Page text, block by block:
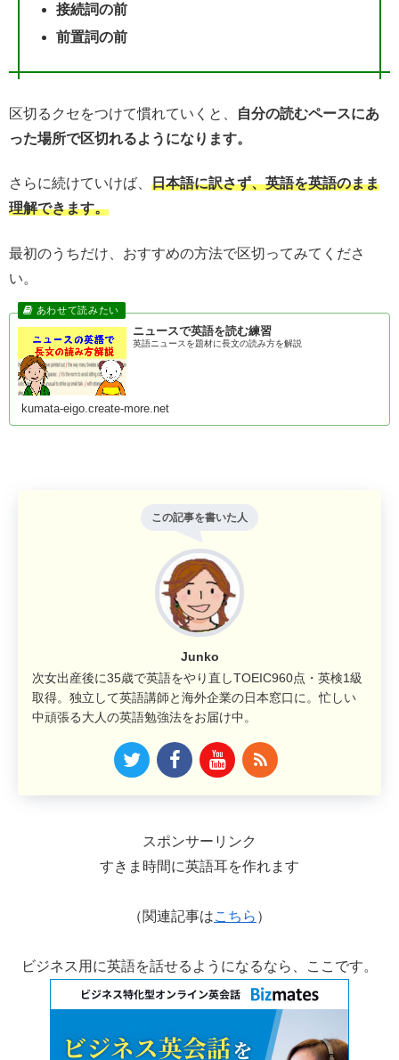
接続詞の前
前置詞の前
区切るクセをつけて慣れていくと、
自分の読むペースにあ
った場所で区切れるようになります。
さらに続けていけば、 日本語に訳さず、英語を英語のまま
理解できます。
最初のうちだけ、おすすめの方法で区切ってみてくださ
い。
ニュースで英語を読む練習
英語ニュースを題材に長文の読み方を解説
kumata-eigo.create-more.net
この記事を書いた人
Junko
次女出産後に35歳で英語をやり直しTOEIC960点・英検1級
取得。独立して英語講師と海外企業の日本窓口に。忙しい
中頑張る大人の英語勉強法をお届け中。
スポンサーリンク
すきま時間に英語耳を作れます
（関連記事はこちら ）
ビジネス用に英語を話せるようになるなら、ここです。